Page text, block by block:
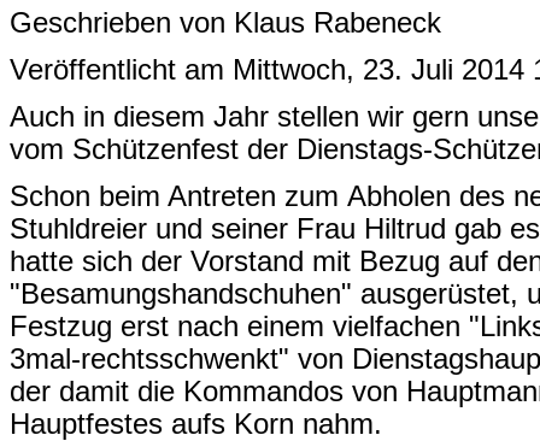
Geschrieben von Klaus Rabeneck
Veröffentlicht am Mittwoch, 23. Juli 2014
Auch in diesem Jahr stellen wir gern
vom Schützenfest der Dienstags-
Schon beim Antreten zum Abholen des
Stuhldreier und seiner Frau Hiltrud gab
hatte sich der Vorstand mit Bezug auf
"Besamungshandschuhen" ausgerüstet,
Festzug erst nach einem vielfachen
3mal-rechtsschwenkt" von
der damit die Kommandos von
Hauptfestes aufs Korn nahm.